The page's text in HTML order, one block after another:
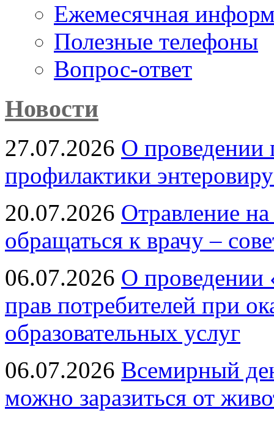
Ежемесячная
Полезные телефоны
Вопрос-ответ
Новости
27.07.2026 О проведении
профилактики
20.07.2026 Отравление
обращаться к врачу –
06.07.2026 О проведении
прав потребителей при
образовательных услуг
06.07.2026 Всемирный
можно заразиться от